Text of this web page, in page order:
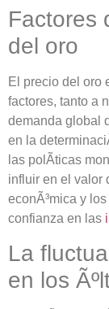
Factores
del oro
El precio del oro
factores, tanto a
demanda global
en la
las polÃ­ticas
influir en el valor
econÃ³mica y
confianza en las
La
en los